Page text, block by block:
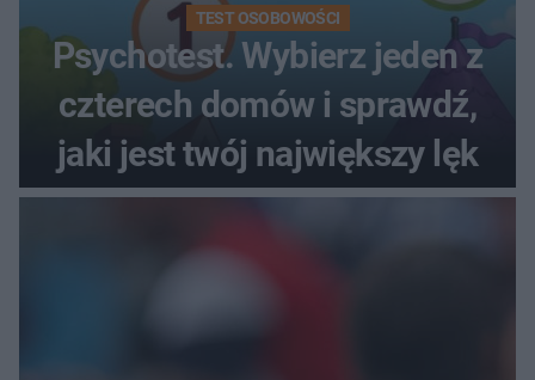
TEST OSOBOWOŚCI
Psychotest. Wybierz jeden z
czterech domów i sprawdź,
jaki jest twój największy lęk